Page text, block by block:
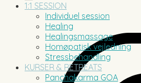
1:1 SESSION
Individuel session
Healing
Healingsmassage
Homøpatisk vejledning
Stressbehandling
KURSER & RETREATS
Panchakarma GOA